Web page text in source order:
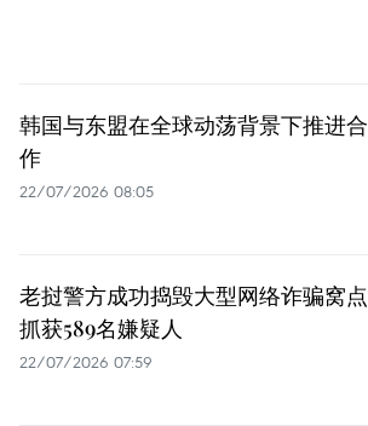
韩国与东盟在全球动荡背景下推进合
作
22/07/2026 08:05
老挝警方成功捣毁大型网络诈骗窝点
抓获589名嫌疑人
22/07/2026 07:59